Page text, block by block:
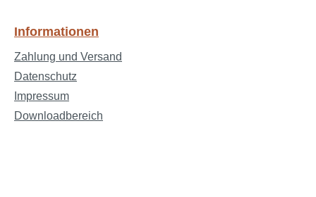
Informationen
Zahlung und Versand
Datenschutz
Impressum
Downloadbereich